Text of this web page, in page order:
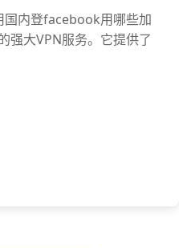
国内登facebook用哪些加
强大VPN服务。它提供了